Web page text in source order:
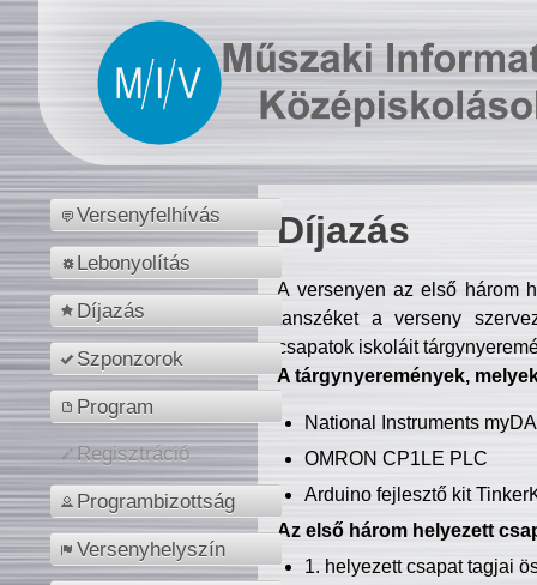
Versenyfelhívás
Lebonyolítás
Díjazás
Szponzorok
Program
Regisztráció
Programbizottság
Versenyhelyszín
Díjazás
A versenyen az első három
tanszéket a verseny
csapatok iskoláit
A tárgynyeremények,
National Instruments
OMRON CP1LE PLC
Arduino fejlesztő kit
Az első három helyezett
1. helyezett csapat tagjai